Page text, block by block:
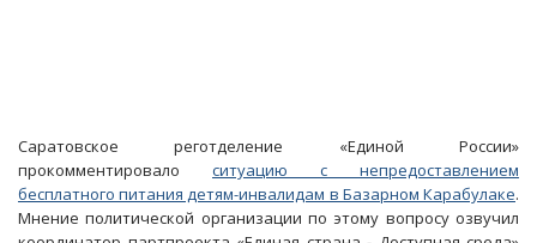
Саратовское реготделение «Единой России»
прокомментировало ситуацию с непредоставлением
бесплатного питания детям-инвалидам в Базарном Карабулаке.
Мнение политической организации по этому вопросу озвучил